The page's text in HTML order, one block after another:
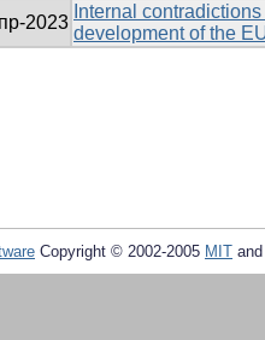
2023
Internal
development of the
Copyright © 2002-2005 MIT